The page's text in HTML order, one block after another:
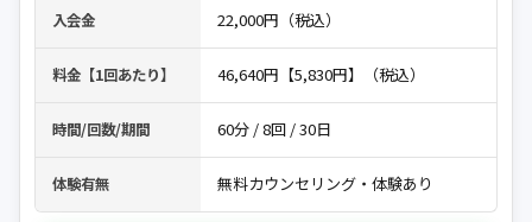
入会金 22,000円（税込）
料金【1回あたり】 46,640円【5,830円】（税込）
時間/回数/期間 60分 / 8回 / 30日
体験有無 無料カウンセリング・体験あり